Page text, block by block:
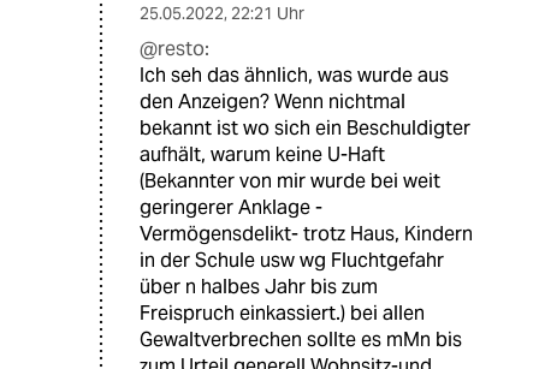
25.05.2022, 22:21 Uhr
@resto:
Ich seh das ähnlich, was wurde aus
den Anzeigen? Wenn nichtmal
bekannt ist wo sich ein Beschuldigter
aufhält, warum keine U-Haft
(Bekannter von mir wurde bei weit
geringerer Anklage -
Vermögensdelikt- trotz Haus, Kindern
in der Schule usw wg Fluchtgefahr
über n halbes Jahr bis zum
Freispruch einkassiert.) bei allen
Gewaltverbrechen sollte es mMn bis